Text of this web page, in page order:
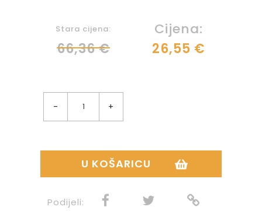
Stara cijena:
66,36 €
Cijena:
26,55 €
- +
U KOŠARICU
Podijeli: